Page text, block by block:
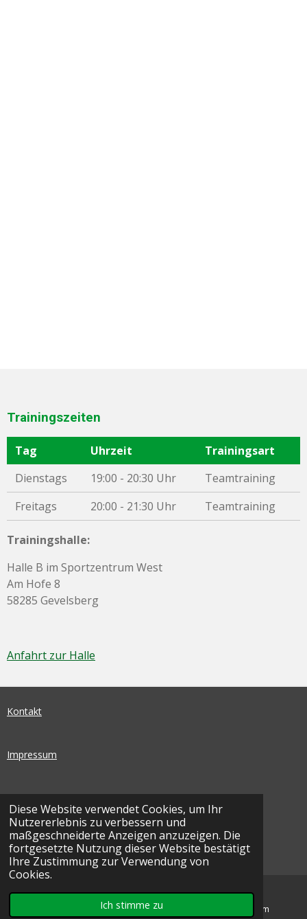
Diese Website verwendet Cookies, um Ihr
Nutzererlebnis zu verbessern und
maßgeschneiderte Anzeigen anzuzeigen. Die
fortgesetzte Nutzung dieser Website bestätigt
Ihre Zustimmung zur Verwendung von
Cookies.
Ich stimme zu
Trainingszeiten
Tag Uhrzeit
Trainingsart
Dienstags
19:00 - 20:30 Uhr
Teamtraining
Freitags
20:00 - 21:30 Uhr Teamtraining
Trainingshalle:
Halle B im Sportzentrum West
Am Hofe 8
58285 Gevelsberg
Anfahrt zur Halle
Kontakt
Impressum
Datenschutz
I
N
S
T
R
F
A
C
E
O
© 2026 SEG Basketball | Ohnegleichen - SEG
Karte Instagram